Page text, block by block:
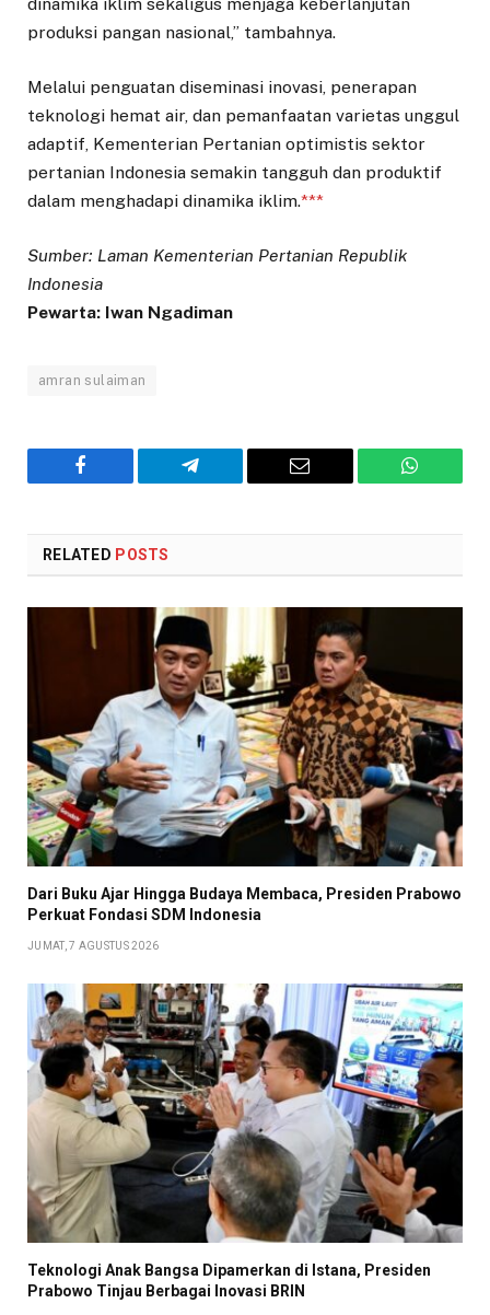
produksi pangan nasional,” tambahnya.
Melalui penguatan diseminasi inovasi, penerapan
teknologi hemat air, dan pemanfaatan varietas unggul
adaptif, Kementerian Pertanian optimistis sektor
pertanian Indonesia semakin tangguh dan produktif
dalam menghadapi dinamika iklim.***
Sumber: Laman Kementerian Pertanian Republik
Indonesia
Pewarta: Iwan Ngadiman
amran sulaiman
Facebook Telegram Email
RELATED POSTS
Dari Buku Ajar Hingga Budaya Membaca, Presiden Prabowo
Perkuat Fondasi SDM Indonesia
JUMAT, 7 AGUSTUS 2026
Teknologi Anak Bangsa Dipamerkan di Istana, Presiden
Prabowo Tinjau Berbagai Inovasi BRIN